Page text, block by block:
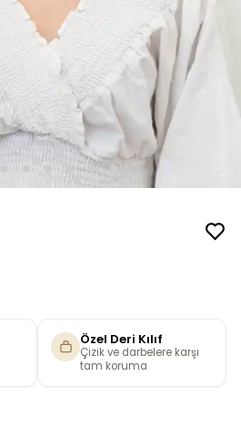
Özel Deri Kılıf
Çizik ve darbelere karşı
tam koruma